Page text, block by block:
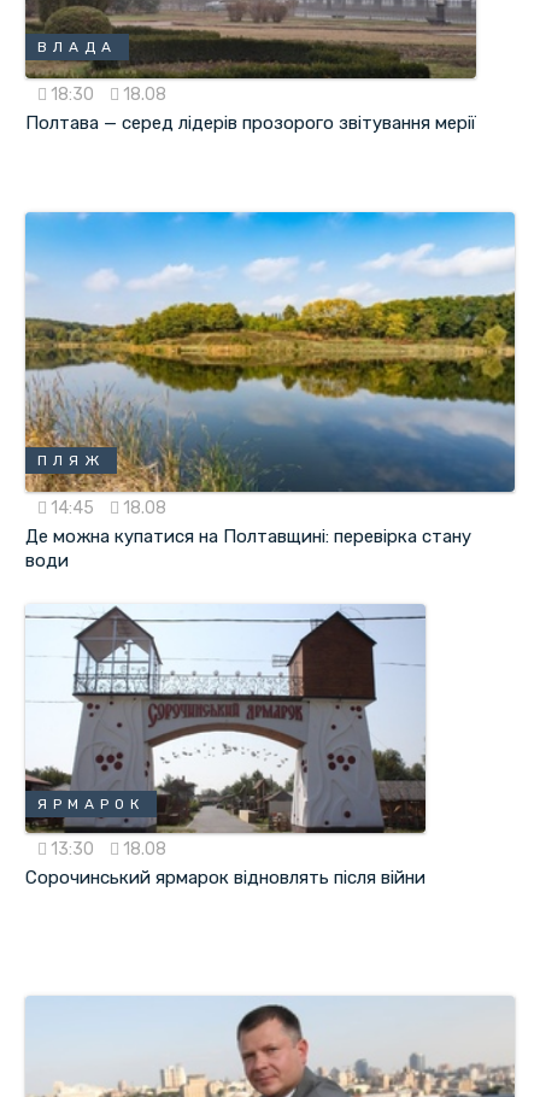
ВЛАДА
18:30 18.08
Полтава — серед лідерів прозорого звітування мерії
ПЛЯЖ
14:45 18.08
Де можна купатися на Полтавщині: перевірка стану
води
ЯРМАРОК
13:30 18.08
Сорочинський ярмарок відновлять після війни